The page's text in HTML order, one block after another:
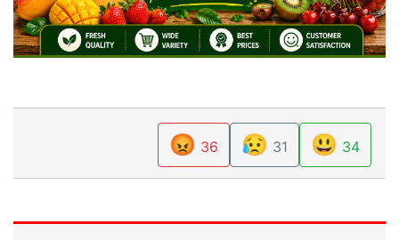
34
😃
31
😥
36
😡